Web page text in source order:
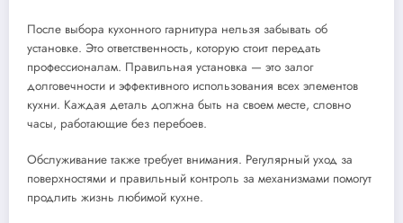
После выбора кухонного гарнитура нельзя забывать об
установке. Это ответственность, которую стоит передать
профессионалам. Правильная установка — это залог
долговечности и эффективного использования всех элементов
кухни. Каждая деталь должна быть на своем месте, словно
часы, работающие без перебоев.
Обслуживание также требует внимания. Регулярный уход за
поверхностями и правильный контроль за механизмами помогут
продлить жизнь любимой кухне.